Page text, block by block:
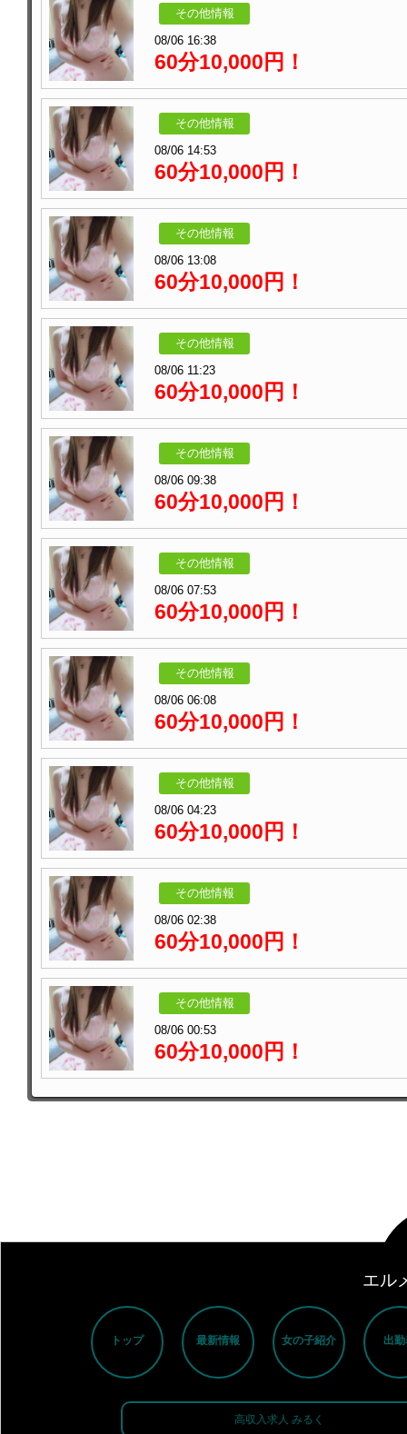
その他情報
08/06 16:38
60分10,000円！
その他情報
08/06 14:53
60分10,000円！
その他情報
08/06 13:08
60分10,000円！
その他情報
08/06 11:23
60分10,000円！
その他情報
08/06 09:38
60分10,000円！
その他情報
08/06 07:53
60分10,000円！
その他情報
08/06 06:08
60分10,000円！
その他情報
08/06 04:23
60分10,000円！
その他情報
08/06 02:38
60分10,000円！
その他情報
08/06 00:53
60分10,000円！
エル
トップ 最新情報 女の子紹介 出
高収入求人 みるく